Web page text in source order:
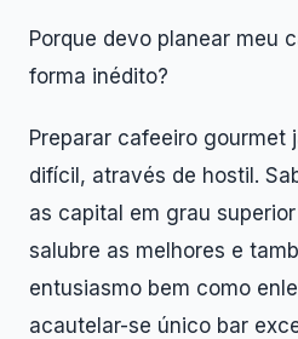
Porque devo planear meu
forma inédito?
Preparar cafeeiro gourmet
difícil, através de hostil.
as capital em grau
salubre as melhores e
entusiasmo bem como
acautelar-se único bar